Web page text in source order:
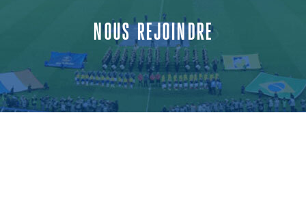
NOUS REJOINDRE